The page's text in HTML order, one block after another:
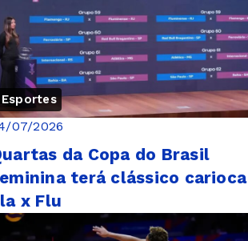
Esportes
07/2026
da Copa do Brasil
terá clássico carioca
x Flu